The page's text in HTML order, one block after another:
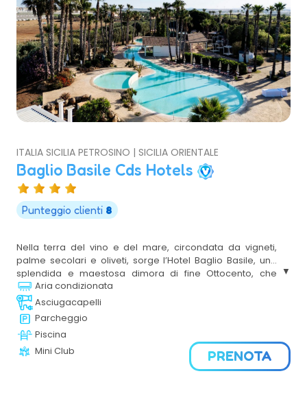
ITALIA SICILIA PETROSINO | SICILIA ORIENTALE
Baglio Basile Cds Hotels
Punteggio clienti 8
Nella terra del vino e del mare, circondata da vigneti,
palme secolari e oliveti, sorge l’Hotel Baglio Basile, una
splendida e maestosa dimora di fine Ottocento, che
domina l’intero territorio circostante. Il CDS Hotel Baglio
Basile è situato a Petrosino, in un punto strategico della
provincia di Trapani, da dove poter raggiungere
celermente le località turistiche più belle della Sicilia
Occidentale.
Aria condizionata
Asciugacapelli
Parcheggio
Piscina
Mini Club
PRENOTA